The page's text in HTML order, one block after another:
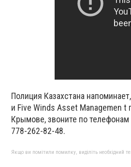
Полиция Казахстана
и Five Winds Asset Managemen
Крымове, звоните по
778-262-82-48.
Якщо ви помітили помилку, виділіть необхідний